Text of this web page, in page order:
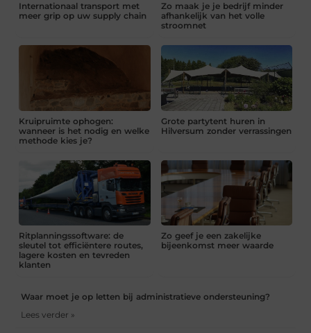
Internationaal transport met
meer grip op uw supply chain
Zo maak je je bedrijf minder
afhankelijk van het volle
stroomnet
Kruipruimte ophogen:
wanneer is het nodig en welke
methode kies je?
Grote partytent huren in
Hilversum zonder verrassingen
Ritplanningssoftware: de
sleutel tot efficiëntere routes,
lagere kosten en tevreden
klanten
Zo geef je een zakelijke
bijeenkomst meer waarde
Waar moet je op letten bij administratieve ondersteuning?
Lees verder »